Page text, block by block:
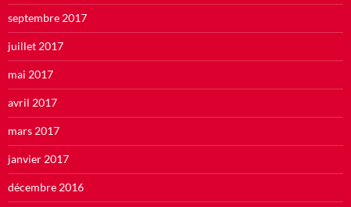
septembre 2017
juillet 2017
mai 2017
avril 2017
mars 2017
janvier 2017
décembre 2016